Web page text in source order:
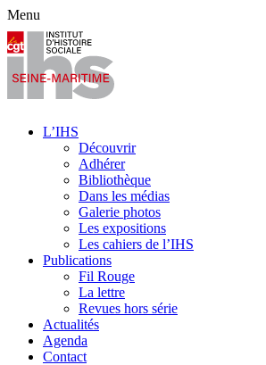
Menu
L’IHS
Découvrir
Adhérer
Bibliothèque
Dans les médias
Galerie photos
Les expositions
Les cahiers de l’IHS
Publications
Fil Rouge
La lettre
Revues hors série
Actualités
Agenda
Contact